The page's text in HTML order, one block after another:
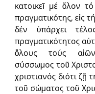
κατοικεῖ μέ ὅλον
πραγματικότης, εἰς
δέν ὑπάρχει
πραγματικότητος
ὅλους τούς
σύσσωμος τοῦ
χριστιανός διότι
τοῦ σώματος τοῦ